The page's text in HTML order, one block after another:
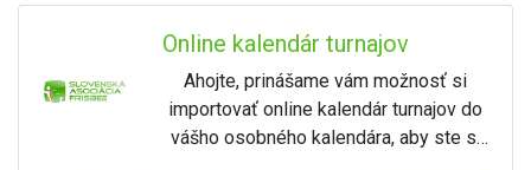
skončil v OB.
Dosedemnástej jamkyhral Kúdela
čisto – lenpary a birdie– a práve
táto jamka bola jehojediným
podmienky pre hráčov. Na základe tejto
situácie sa organizátori rozhodli
anulovať skóre na tejto jamke a vyradiť
ju z tretieho kola. Aj napriek tejto
Tohtoročný majstrovský turnaj priniesol
niekoľko historických prvenstiev. Bol to
prvý trojdňový turnaj na Slovensku a
zároveň prvý turnaj s golfovým štartom
(t.j. všetky hráčske skupinky začinali hrať
Vyzývame preto všetkých
potenciálnych organizátorov turnajov na
Slovensku aby nám do konca
Novembra 2023 zaslali predbežný
Online kalendár turnajov
Ahojte, prinášame vám možnosť si
importovať online kalendár turnajov do
vášho osobného kalendára, aby ste si